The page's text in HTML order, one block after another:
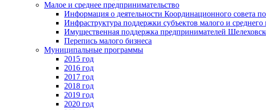
Малое и среднее предпринимательство
Информация о деятельности Координационного совета
Инфраструктура поддержки субъектов малого и среднего
Имущественная поддержка предпринимателей
Перепись малого бизнеса
Муниципальные программы
2015 год
2016 год
2017 год
2018 год
2019 год
2020 год